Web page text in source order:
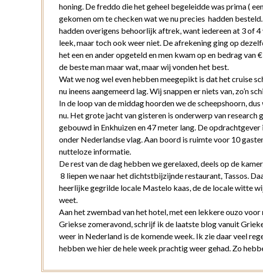
honing. De freddo die het geheel begeleidde was prima (
gekomen om te checken wat we nu precies hadden
hadden overigens behoorlijk aftrek, want iedereen at 3 of
leek, maar toch ook weer niet. De afrekening ging op
het een en ander opgeteld en men kwam op en bedrag van
de beste man maar wat, maar wij vonden het best.
Wat we nog wel even hebben meegepikt is dat het cruise
nu ineens aangemeerd lag. Wij snappen er niets van, zo’n
In de loop van de middag hoorden we de scheepshoorn,
nu. Het grote jacht van gisteren is onderwerp van research
gebouwd in Enkhuizen en 47 meter lang. De
onder Nederlandse vlag. Aan boord is ruimte voor 10
nutteloze informatie.
De rest van de dag hebben we gerelaxed, deels op de
8 liepen we naar het dichtstbijzijnde restaurant, Tassos.
heerlijke gegrilde locale Mastelo kaas, de de locale witte
weet.
Aan het zwembad van het hotel, met een lekkere ouzo
Griekse zomeravond, schrijf ik de laatste blog vanuit
weer in Nederland is de komende week. Ik zie daar veel
hebben we hier de hele week prachtig weer gehad. Zo